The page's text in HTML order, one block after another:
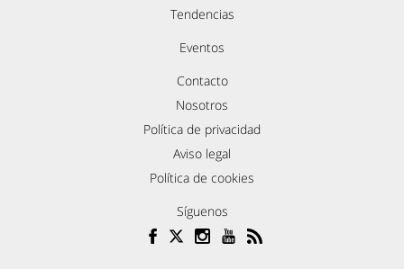
Tendencias
Eventos
Contacto
Nosotros
Política de privacidad
Aviso legal
Política de cookies
Síguenos